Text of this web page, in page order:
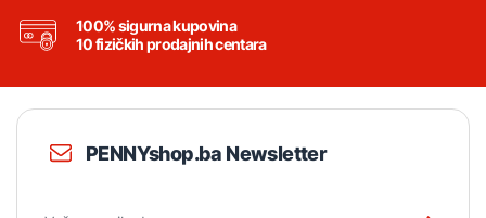
100% sigurna kupovina
10 fizičkih prodajnih centara
PENNYshop.ba Newsletter